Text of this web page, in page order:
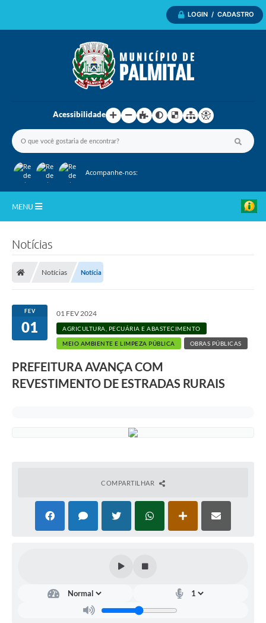
LOGIN / CADASTRO
Acessibilidade
Acompanhe-nos:
MENU
Departamentos
Câmara Municipal
Notícias
Notícias Notícia
FEV
01
01 FEV 2024
AGRICULTURA, PECUÁRIA E ABASTECIMENTO
MEIO AMBIENTE E LIMPEZA PÚBLICA OBRAS PÚBLICAS
PREFEITURA AVANÇA COM
REVESTIMENTO DE ESTRADAS RURAIS
COMPARTILHAR